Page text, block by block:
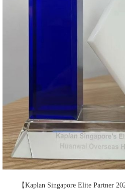
【Kaplan Singapore Elite Partner